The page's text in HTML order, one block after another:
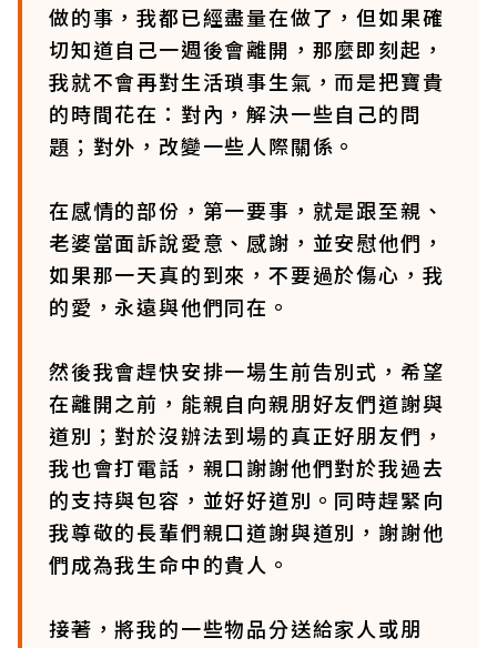
做的事，我都已經盡量在做了，但如果確
切知道自己一週後會離開，那麼即刻起，
我就不會再對生活瑣事生氣，而是把寶貴
的時間花在：對內，解決一些自己的問
題；對外，改變一些人際關係。
在感情的部份，第一要事，就是跟至親、
老婆當面訴說愛意、感謝，並安慰他們，
如果那一天真的到來，不要過於傷心，我
的愛，永遠與他們同在。
然後我會趕快安排一場生前告別式，希望
在離開之前，能親自向親朋好友們道謝與
道別；對於沒辦法到場的真正好朋友們，
我也會打電話，親口謝謝他們對於我過去
的支持與包容，並好好道別。同時趕緊向
我尊敬的長輩們親口道謝與道別，謝謝他
們成為我生命中的貴人。
接著，將我的一些物品分送給家人或朋